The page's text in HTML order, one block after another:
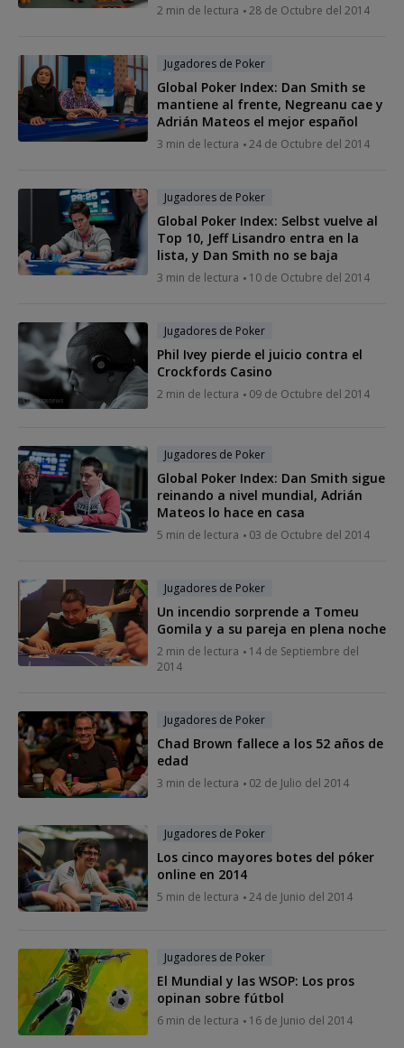
2 min de lectura 28 de Octubre del 2014
Jugadores de Poker
Global Poker Index: Dan Smith se
mantiene al frente, Negreanu cae y
Adrián Mateos el mejor español
3 min de lectura 24 de Octubre del 2014
Jugadores de Poker
Global Poker Index: Selbst vuelve al
Top 10, Jeff Lisandro entra en la
lista, y Dan Smith no se baja
3 min de lectura 10 de Octubre del 2014
Jugadores de Poker
Phil Ivey pierde el juicio contra el
Crockfords Casino
2 min de lectura 09 de Octubre del 2014
Jugadores de Poker
Global Poker Index: Dan Smith sigue
reinando a nivel mundial, Adrián
Mateos lo hace en casa
5 min de lectura 03 de Octubre del 2014
Jugadores de Poker
Un incendio sorprende a Tomeu
Gomila y a su pareja en plena noche
2 min de lectura
14 de Septiembre del
2014
Jugadores de Poker
Chad Brown fallece a los 52 años de
edad
3 min de lectura 02 de Julio del 2014
Jugadores de Poker
Los cinco mayores botes del póker
online en 2014
5 min de lectura 24 de Junio del 2014
Jugadores de Poker
El Mundial y las WSOP: Los pros
opinan sobre fútbol
6 min de lectura 16 de Junio del 2014